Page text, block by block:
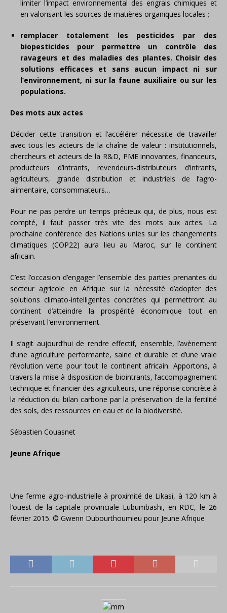
limiter l’impact environnemental des engrais chimiques et
en valorisant les sources de matières organiques locales ;
remplacer totalement les pesticides par des
biopesticides pour permettre un contrôle des
ravageurs et des maladies des plantes. Choisir des
solutions efficaces et sans aucun impact ni sur
l’environnement, ni sur la faune auxiliaire ou sur les
populations.
Des mots aux actes
Décider cette transition et l’accélérer nécessite de travailler
avec tous les acteurs de la chaîne de valeur : institutionnels,
chercheurs et acteurs de la R&D, PME innovantes, financeurs,
producteurs d’intrants, revendeurs-distributeurs d’intrants,
agriculteurs, grande distribution et industriels de l’agro-
alimentaire, consommateurs…
Pour ne pas perdre un temps précieux qui, de plus, nous est
compté, il faut passer très vite des mots aux actes. La
prochaine conférence des Nations unies sur les changements
climatiques (COP22) aura lieu au Maroc, sur le continent
africain.
C’est l’occasion d’engager l’ensemble des parties prenantes du
secteur agricole en Afrique sur la nécessité d’adopter des
solutions climato-intelligentes concrètes qui permettront au
continent d’atteindre la prospérité économique tout en
préservant l’environnement.
Il s’agit aujourd’hui de rendre effectif, ensemble, l’avènement
d’une agriculture performante, saine et durable et d’une vraie
révolution verte pour tout le continent africain. Apportons, à
travers la mise à disposition de biointrants, l’accompagnement
technique et financier des agriculteurs, une réponse concrète à
la réduction du bilan carbone par la préservation de la fertilité
des sols, des ressources en eau et de la biodiversité.
Sébastien Couasnet
Jeune Afrique
Une ferme agro-industrielle à proximité de Likasi, à 120 km à
l’ouest de la capitale provinciale Lubumbashi, en RDC, le 26
février 2015. © Gwenn Dubourthoumieu pour Jeune Afrique